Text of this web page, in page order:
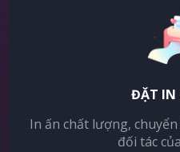
ĐẶT IN
In ấn chất lượng,
đối tác